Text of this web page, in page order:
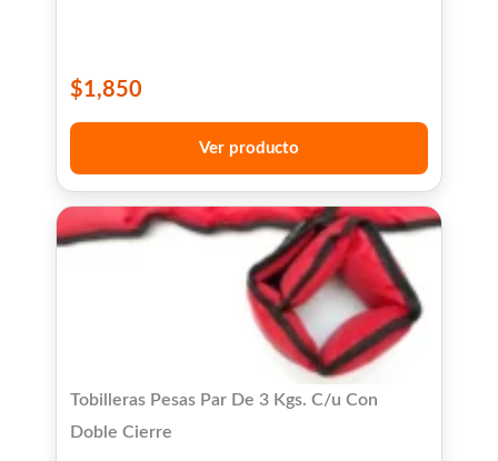
$1,850
Ver producto
Tobilleras Pesas Par De 3 Kgs. C/u Con
Doble Cierre